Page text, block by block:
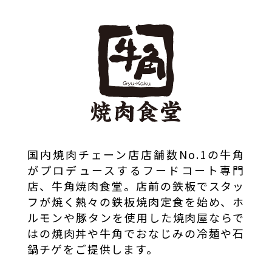
国内焼肉チェーン店店舗数No.1の牛角
がプロデュースするフードコート専門
店、牛角焼肉食堂。店前の鉄板でスタッ
フが焼く熱々の鉄板焼肉定食を始め、ホ
ルモンや豚タンを使用した焼肉屋ならで
はの焼肉丼や牛角でおなじみの冷麺や石
鍋チゲをご提供します。